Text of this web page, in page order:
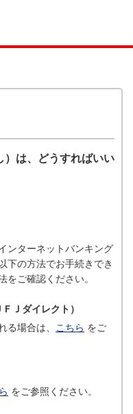
）は、どうすればいい
ンターネットバンキング
下の方法でお手続きでき
をご確認ください。
Ｊダイレクト）
る場合は、
こちら をご
をご参照ください。